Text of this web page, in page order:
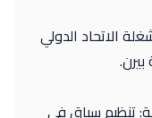
الاتحاد الدولي
تنظيم سباق في